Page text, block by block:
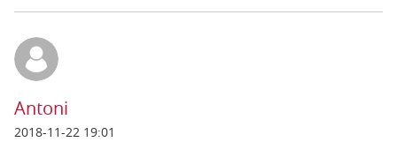
Antoni
2018-11-22 19:01